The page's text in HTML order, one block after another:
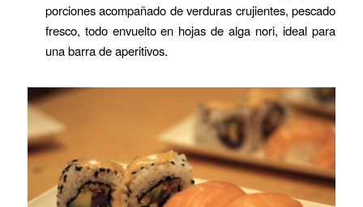
porciones acompañado de verduras crujientes, pescado
fresco, todo envuelto en hojas de alga nori, ideal para
una barra de aperitivos.